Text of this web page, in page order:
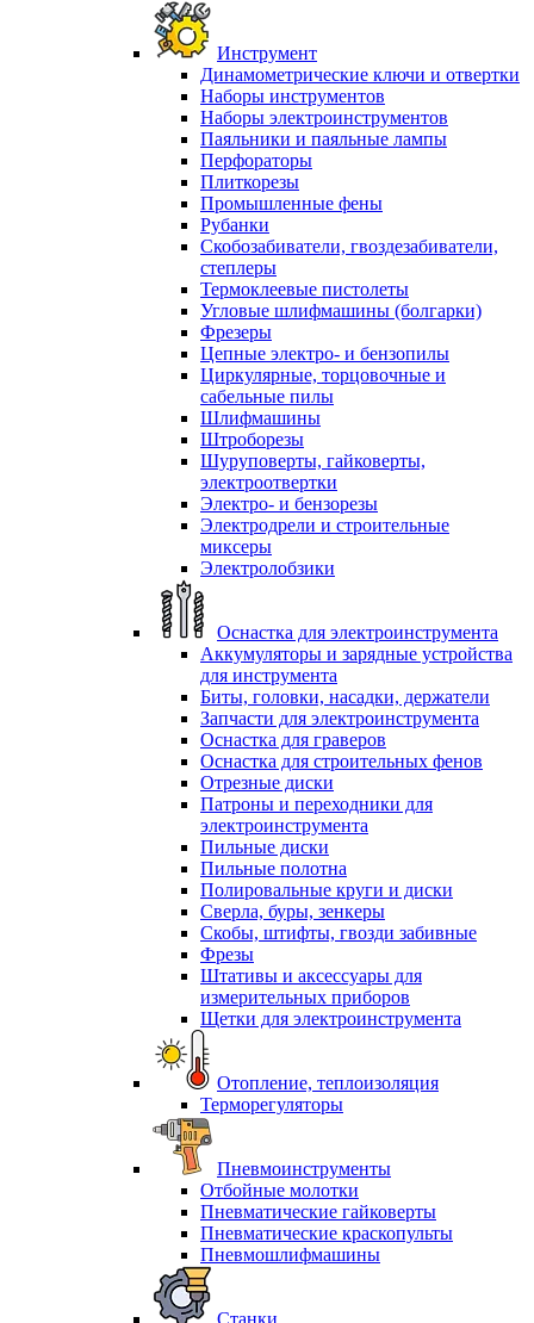
Инструмент
Динамометрические ключи и отвертки
Наборы инструментов
Наборы электроинструментов
Паяльники и паяльные лампы
Перфораторы
Плиткорезы
Промышленные фены
Рубанки
Скобозабиватели, гвоздезабиватели,
степлеры
Термоклеевые пистолеты
Угловые шлифмашины (болгарки)
Фрезеры
Цепные электро- и бензопилы
Циркулярные, торцовочные и
сабельные пилы
Шлифмашины
Штроборезы
Шуруповерты, гайковерты,
электроотвертки
Электро- и бензорезы
Электродрели и строительные
миксеры
Электролобзики
Оснастка для электроинструмента
Аккумуляторы и зарядные устройства
для инструмента
Биты, головки, насадки, держатели
Запчасти для электроинструмента
Оснастка для граверов
Оснастка для строительных фенов
Отрезные диски
Патроны и переходники для
электроинструмента
Пильные диски
Пильные полотна
Полировальные круги и диски
Сверла, буры, зенкеры
Скобы, штифты, гвозди забивные
Фрезы
Штативы и аксессуары для
измерительных приборов
Щетки для электроинструмента
Отопление, теплоизоляция
Терморегуляторы
Пневмоинструменты
Отбойные молотки
Пневматические гайковерты
Пневматические краскопульты
Пневмошлифмашины
Станки